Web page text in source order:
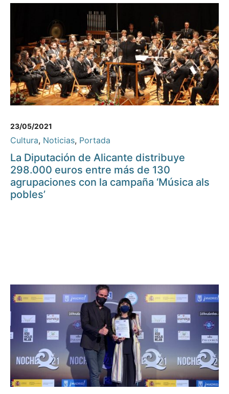
23/05/2021
Cultura, Noticias, Portada
La Diputación de Alicante distribuye
298.000 euros entre más de 130
agrupaciones con la campaña ‘Música als
pobles’